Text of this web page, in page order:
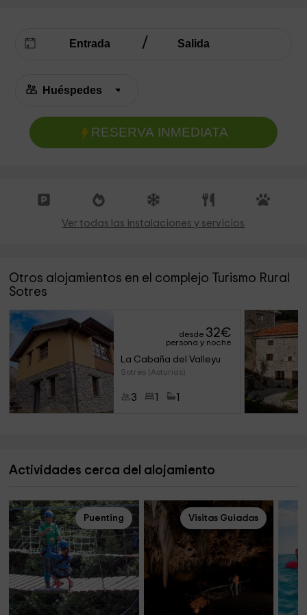
RESERVA INMEDIATA
Ver todas las instalaciones y servicios
Otros alojamientos en el complejo Turismo Rural
Sotres
desde 32€
persona y noche
La Cabaña del Valleyu
Sotres (Asturias)
3
Actividades cerca del alojamiento
Puenting Visitas Guiadas